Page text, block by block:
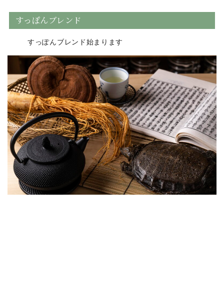
すっぽんブレンド
すっぽんブレンド始まります